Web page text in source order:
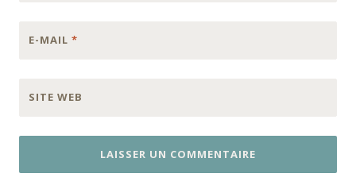
E-MAIL *
SITE WEB